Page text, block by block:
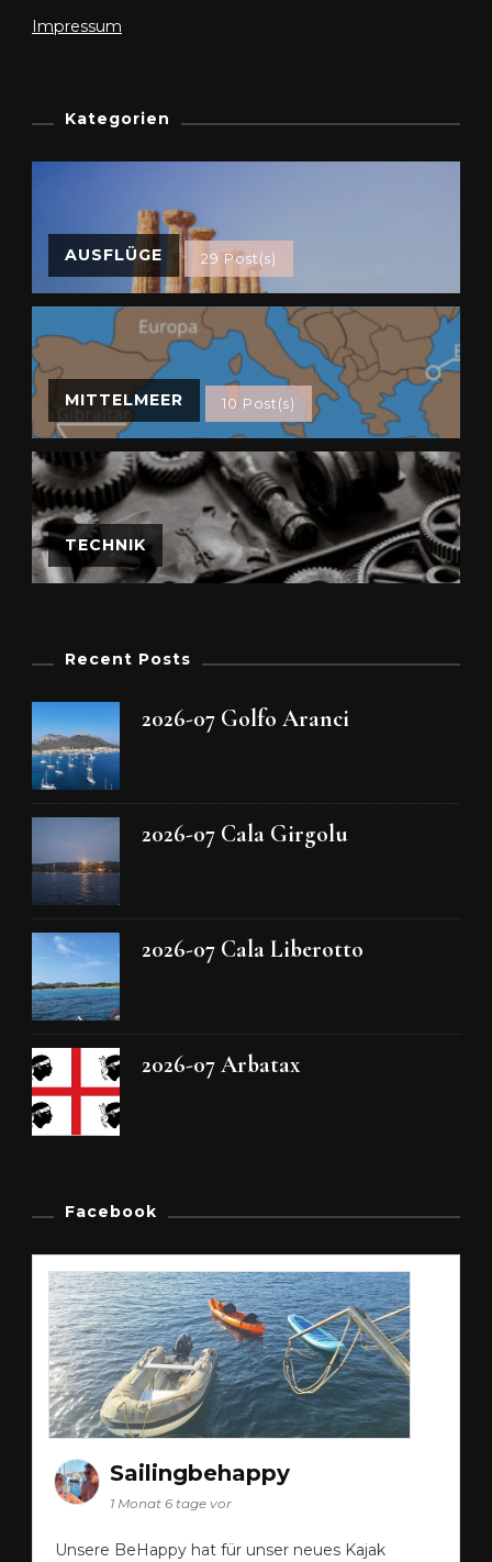
Impressum
Kategorien
AUSFLÜGE 29 Post(s)
MITTELMEER 10 Post(s)
TECHNIK
Recent Posts
2026-07 Golfo Aranci
2026-07 Cala Girgolu
2026-07 Cala Liberotto
2026-07 Arbatax
Facebook
Sailingbehappy
1 Monat 6 tage vor
Unsere BeHappy hat für unser neues Kajak